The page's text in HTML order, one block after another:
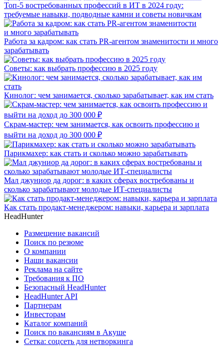
Топ-5 востребованных профессий в ИТ в 2024 году:
требуемые навыки, подводные камни и советы новичкам
Работа за кадром: как стать PR-агентом знаменитости и много
зарабатывать
Советы: как выбрать профессию в 2025 году
Кинолог: чем занимается, сколько зарабатывает, как им стать
Скрам-мастер: чем занимается, как освоить профессию и
выйти на доход до 300 000 ₽
Парикмахер: как стать и сколько можно зарабатывать
Мал джуниор да дорог: в каких сферах востребованы и
сколько зарабатывают молодые ИТ-специалисты
Как стать продакт-менеджером: навыки, карьера и зарплата
HeadHunter
Размещение вакансий
Поиск по резюме
О компании
Наши вакансии
Реклама на сайте
Требования к ПО
Безопасный HeadHunter
HeadHunter API
Партнерам
Инвесторам
Каталог компаний
Поиск по вакансиям в Акуше
Сетка: соцсеть для нетворкинга